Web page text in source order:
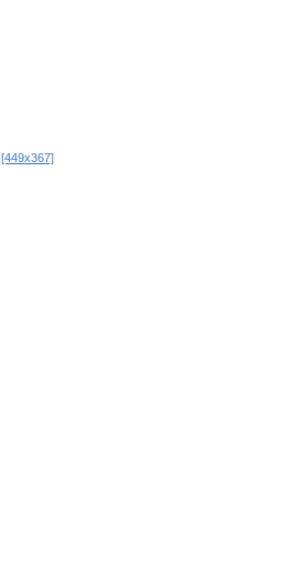
[449x367]